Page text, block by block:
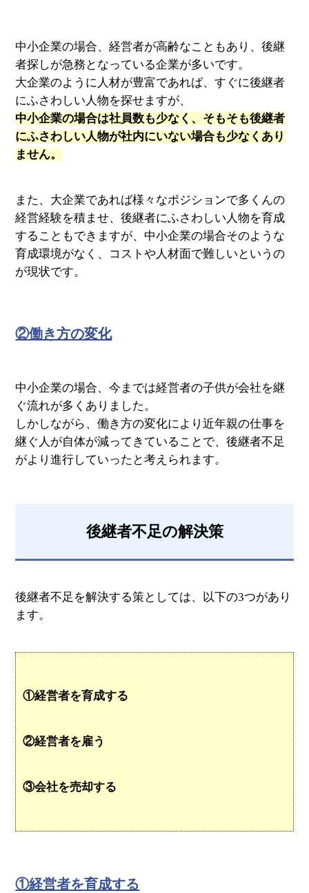
中小企業の場合、経営者が高齢なこともあり、後継
者探しが急務となっている企業が多いです。
大企業のように人材が豊富であれば、すぐに後継者
にふさわしい人物を探せますが、
中小企業の場合は社員数も少なく、そもそも後継者
にふさわしい人物が社内にいない場合も少なくあり
ません。
また、大企業であれば様々なポジションで多くんの
経営経験を積ませ、後継者にふさわしい人物を育成
することもできますが、中小企業の場合そのような
育成環境がなく、コストや人材面で難しいというの
が現状です。
②働き方の変化
中小企業の場合、今までは経営者の子供が会社を継
ぐ流れが多くありました。
しかしながら、働き方の変化により近年親の仕事を
継ぐ人が自体が減ってきていることで、後継者不足
がより進行していったと考えられます。
後継者不足の解決策
後継者不足を解決する策としては、以下の3つがあり
ます。
①経営者を育成する
②経営者を雇う
③会社を売却する
①経営者を育成する